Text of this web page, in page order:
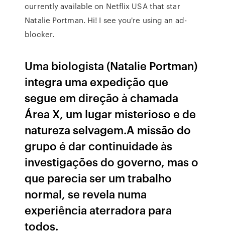
currently available on Netflix USA that star
Natalie Portman. Hi! I see you're using an ad-
blocker.
Uma biologista (Natalie Portman)
integra uma expedição que
segue em direção à chamada
Área X, um lugar misterioso e de
natureza selvagem.A missão do
grupo é dar continuidade às
investigações do governo, mas o
que parecia ser um trabalho
normal, se revela numa
experiência aterradora para
todos.